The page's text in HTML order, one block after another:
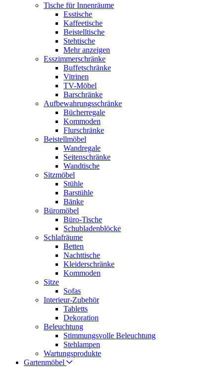
Tische für Innenräume
Esstische
Kaffeetische
Beistelltische
Stehtische
Mehr anzeigen
Esszimmerschränke
Buffetschränke
Vitrinen
TV-Möbel
Barschränke
Aufbewahrungsschränke
Bücherregale
Kommoden
Flurschränke
Beistellmöbel
Wandregale
Seitenschränke
Wandtische
Sitzmöbel
Stühle
Barstühle
Bänke
Büromöbel
Büro-Tische
Schubladenblöcke
Schlafräume
Betten
Nachttische
Kleiderschränke
Kommoden
Sitze
Sofas
Interieur-Zubehör
Tabletts
Dekoration
Beleuchtung
Stimmungsvolle Beleuchtung
Stehlampen
Wartungsprodukte
Gartenmöbel